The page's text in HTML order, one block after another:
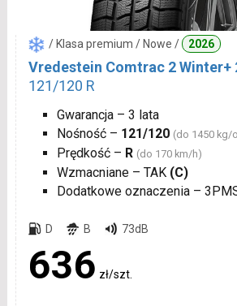
/ Klasa premium / Nowe / 2026
Vredestein Comtrac 2 Winter+
121/120 R
Gwarancja – 3 lata
Nośność – 121/120 (do 1450 kg/
Prędkość – R (do 170 km/h)
Wzmacniane – TAK (C)
Dodatkowe oznaczenia –
D B 73dB
636 zł/szt.